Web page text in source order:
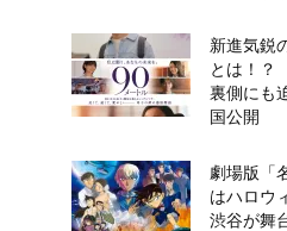
新進気鋭
とは！？
裏側にも
国公開
劇場版「
はハロウ
渋谷が舞